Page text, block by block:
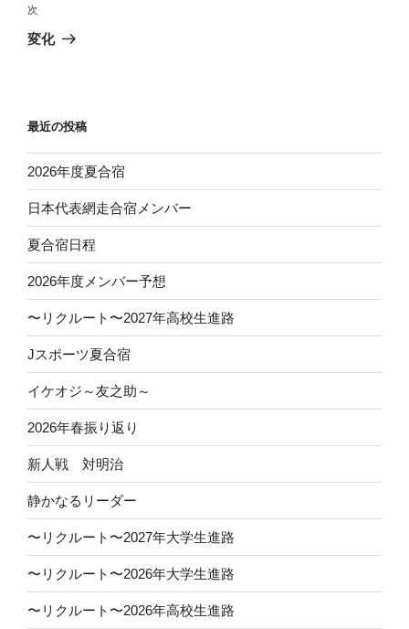
ゲ
ー
次
の
次
変化
最近の投稿
2026年度夏合宿
日本代表網走合宿メンバー
夏合宿日程
2026年度メンバー予想
〜リクルート〜2027年高校生進路
Jスポーツ夏合宿
イケオジ～友之助～
2026年春振り返り
新人戦 対明治
静かなるリーダー
〜リクルート〜2027年大学生進路
〜リクルート〜2026年大学生進路
〜リクルート〜2026年高校生進路